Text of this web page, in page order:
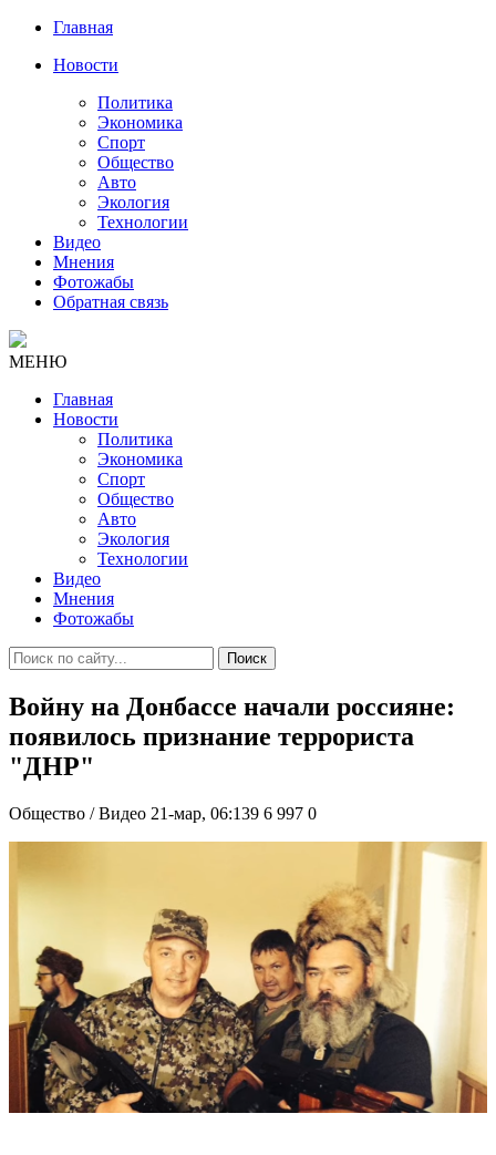
Главная
Новости
Политика
Экономика
Спорт
Общество
Авто
Экология
Технологии
Видео
Мнения
Фотожабы
Обратная связь
МЕНЮ
Главная
Новости
Политика
Экономика
Спорт
Общество
Авто
Экология
Технологии
Видео
Мнения
Фотожабы
Поиск
Войну на Донбассе начали россияне:
появилось признание террориста
"ДНР"
Общество / Видео 21-мар, 06:139 6 997 0